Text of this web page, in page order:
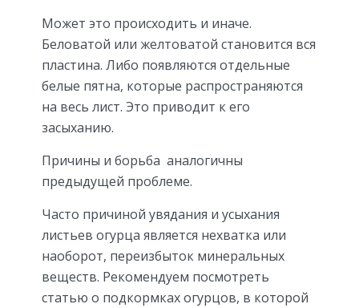
Может это происходить и иначе.
Беловатой или желтоватой становится вся
пластина. Либо появляются отдельные
белые пятна, которые распространяются
на весь лист. Это приводит к его
засыханию.
Причины и борьба аналогичны
предыдущей проблеме.
Часто причиной увядания и усыхания
листьев огурца является нехватка или
наоборот, переизбыток минеральных
веществ. Рекомендуем посмотреть
статью о подкормках огурцов, в которой